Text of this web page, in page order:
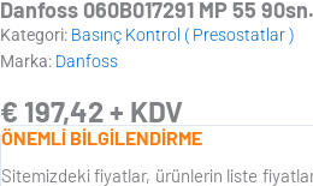
Danfoss 060B017291 MP 55
Kategori: Basınç Kontrol ( Presostatlar )
Marka: Danfoss
€ 197,42+ KDV
ÖNEMLİ BİLGİLENDİRME
Sitemizdeki fiyatlar, ürünlerin liste